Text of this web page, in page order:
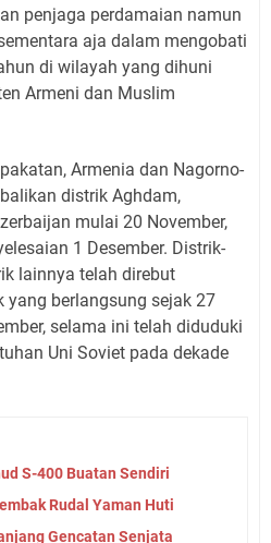
penjaga perdamaian namun
aja dalam mengobati
di wilayah yang dihuni
Armeni dan Muslim
Armenia dan Nagorno-
distrik Aghdam,
mulai 20 November,
1 Desember. Distrik-
lainnya telah direbut
berlangsung sejak 27
selama ini telah diduduki
Uni Soviet pada dekade
S-400 Buatan Sendiri
Rudal Yaman Huti
Gencatan Senjata